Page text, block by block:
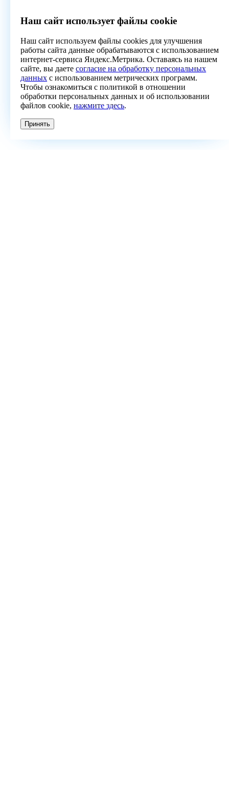
Наш сайт использует файлы cookie
Наш сайт используем файлы cookies для улучшения
работы сайта данные обрабатываются с использованием
интернет-сервиса Яндекс.Метрика. Оставаясь на нашем
сайте, вы даете согласие на обработку персональных
данных с использованием метрических программ.
Чтобы ознакомиться с политикой в отношении
обработки персональных данных и об использовании
файлов cookie, нажмите здесь.
Принять